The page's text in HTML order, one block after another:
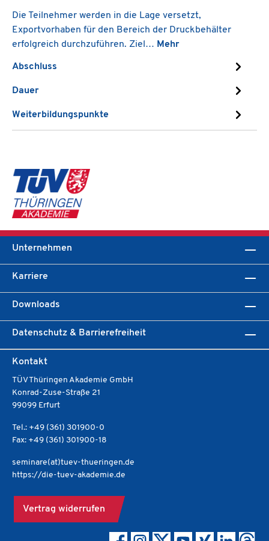
Die Teilnehmer werden in die Lage versetzt,
Exportvorhaben für den Bereich der Druckbehälter
erfolgreich durchzuführen. Ziel… Mehr
Abschluss
Dauer
Weiterbildungspunkte
Unternehmen
Karriere
Downloads
Datenschutz & Barrierefreiheit
Kontakt
TÜV Thüringen Akademie GmbH
Konrad-Zuse-Straße 21
99099 Erfurt
Tel.: +49 (361) 301900-0
Fax: +49 (361) 301900-18
seminare(at)tuev-thueringen.de
https://die-tuev-akademie.de
Vertrag widerrufen